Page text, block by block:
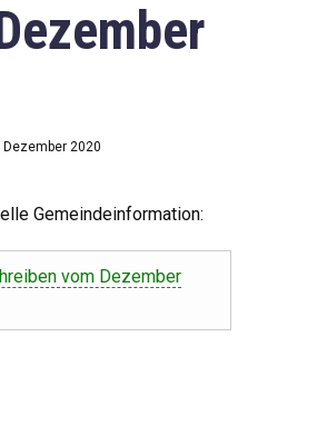
2020
Gemeindeinformation:
vom Dezember